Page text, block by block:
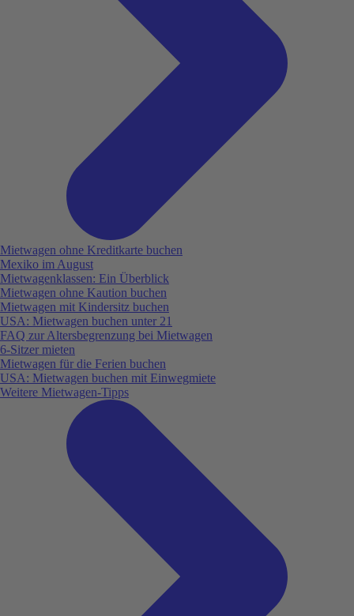
Mietwagen ohne Kreditkarte buchen
Mexiko im August
Mietwagenklassen: Ein Überblick
Mietwagen ohne Kaution buchen
Mietwagen mit Kindersitz buchen
USA: Mietwagen buchen unter 21
FAQ zur Altersbegrenzung bei Mietwagen
6-Sitzer mieten
Mietwagen für die Ferien buchen
USA: Mietwagen buchen mit Einwegmiete
Weitere Mietwagen-Tipps